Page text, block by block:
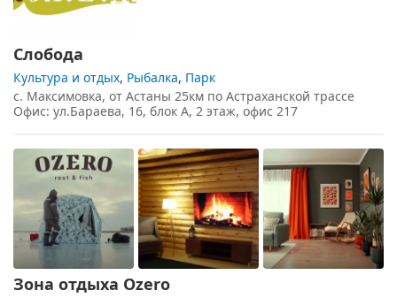
Слобода
Культура и отдых, Рыбалка, Парк
с. Максимовка, от Астаны 25км по Астраханской трассе
Офис: ул.Бараева, 16, блок А, 2 этаж, офис 217
Зона отдыха Ozero